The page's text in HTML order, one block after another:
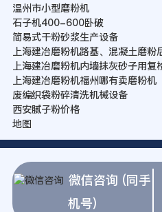
温州市小型磨粉机
石子机400-600卧破
简易式干粉砂浆生产设备
上海建冶磨粉机路基、混凝土磨粉
上海建冶磨粉机内墙抹灰砂子用复
上海建冶磨粉机福州哪有卖磨粉机
废编织袋粉碎清洗机械设备
西安腻子粉价格
地图
微信咨询 (同手
机号)